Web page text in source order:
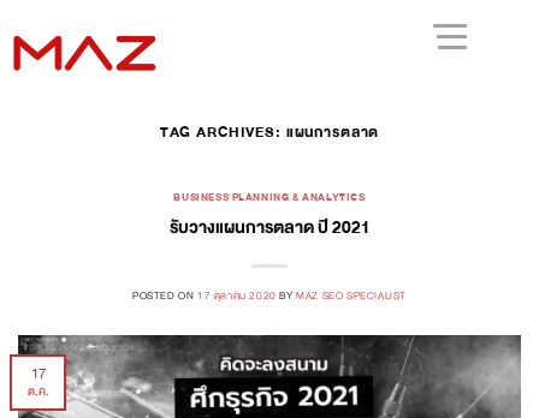
TAG ARCHIVES: แผนการตลาด
BUSINESS PLANNING & ANALYTICS
รับวางแผนการตลาด ปี 2021
POSTED ON17 ตุลาคม 2020 BYMAZ SEO SPECIALIST
17
ต.ค.